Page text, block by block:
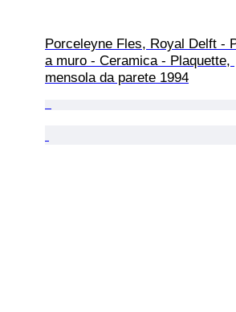
Porceleyne Fles, Royal Delft -
a muro - Ceramica - Plaquette,
mensola da parete 1994